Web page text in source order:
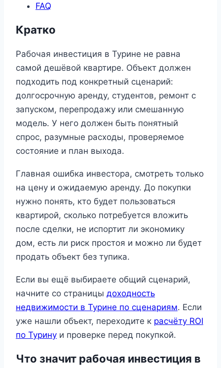
FAQ
Кратко
Рабочая инвестиция в Турине не равна
самой дешёвой квартире. Объект должен
подходить под конкретный сценарий:
долгосрочную аренду, студентов, ремонт с
запуском, перепродажу или смешанную
модель. У него должен быть понятный
спрос, разумные расходы, проверяемое
состояние и план выхода.
Главная ошибка инвестора, смотреть только
на цену и ожидаемую аренду. До покупки
нужно понять, кто будет пользоваться
квартирой, сколько потребуется вложить
после сделки, не испортит ли экономику
дом, есть ли риск простоя и можно ли будет
продать объект без тупика.
Если вы ещё выбираете общий сценарий,
начните со страницы доходность
недвижимости в Турине по сценариям. Если
уже нашли объект, переходите к расчёту ROI
по Турину и проверке перед покупкой.
Что значит рабочая инвестиция в